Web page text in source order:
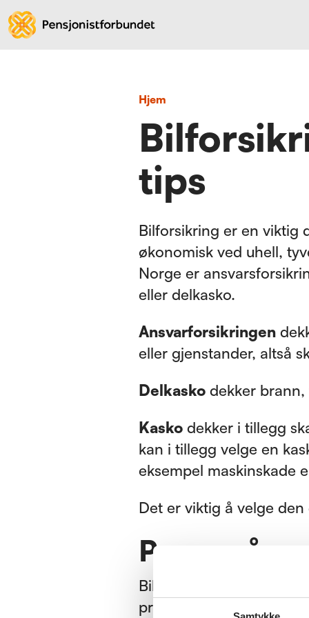
Hjem
tips
Bilforsikring er en viktig
økonomisk ved uhell,
Norge er
eller delkasko.
Ansvarforsikringen
eller gjenstander, altså
Delkasko dekker
Kasko dekker i tillegg
kan i tillegg velge en
eksempel maskinskade
Det er viktig å velge
Penger å
Bilforsikring kan være
pris hos flere